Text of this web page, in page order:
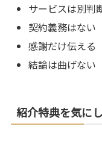
サービスは別判
契約義務はない
感謝だけ伝える
結論は曲げない
紹介特典を気に